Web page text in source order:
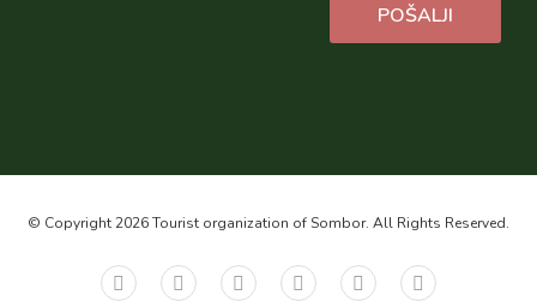
POŠALJI
© Copyright 2026 Tourist organization of Sombor. All Rights Reserved.